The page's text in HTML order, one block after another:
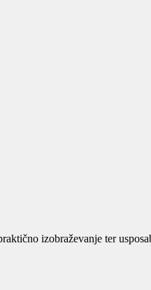
izobraževanje ter